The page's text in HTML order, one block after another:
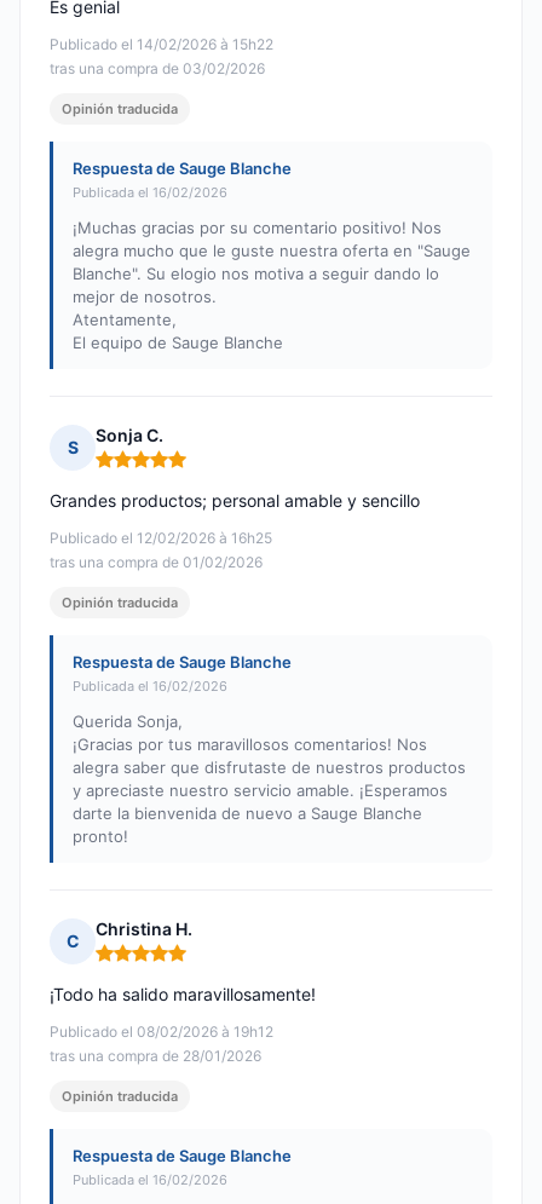
Publicado el 14/02/2026 à 15h22
tras una compra de 03/02/2026
Es genial
Opinión traducida
Respuesta de Sauge Blanche
Publicada el 16/02/2026
¡Muchas gracias por su comentario positivo! Nos
alegra mucho que le guste nuestra oferta en "Sauge
Blanche". Su elogio nos motiva a seguir dando lo
mejor de nosotros.
Atentamente,
El equipo de Sauge Blanche
S
Sonja C.
Nota: 5 de 5
Publicado el 12/02/2026 à 16h25
tras una compra de 01/02/2026
Grandes productos; personal amable y sencillo
Opinión traducida
Respuesta de Sauge Blanche
Publicada el 16/02/2026
Querida Sonja,
¡Gracias por tus maravillosos comentarios! Nos
alegra saber que disfrutaste de nuestros productos
y apreciaste nuestro servicio amable. ¡Esperamos
darte la bienvenida de nuevo a Sauge Blanche
pronto!
C
Christina H.
Nota: 5 de 5
Publicado el 08/02/2026 à 19h12
tras una compra de 28/01/2026
¡Todo ha salido maravillosamente!
Opinión traducida
Respuesta de Sauge Blanche
Publicada el 16/02/2026